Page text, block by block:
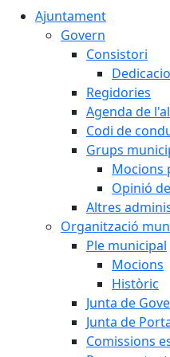
Ajuntament
Govern
Consistori
Regidories
Agenda de
Codi de
Grups
Mocions
Opinió
Altres
Organització
Ple municipal
Mocions
Històric
Junta de
Junta de
Comissions